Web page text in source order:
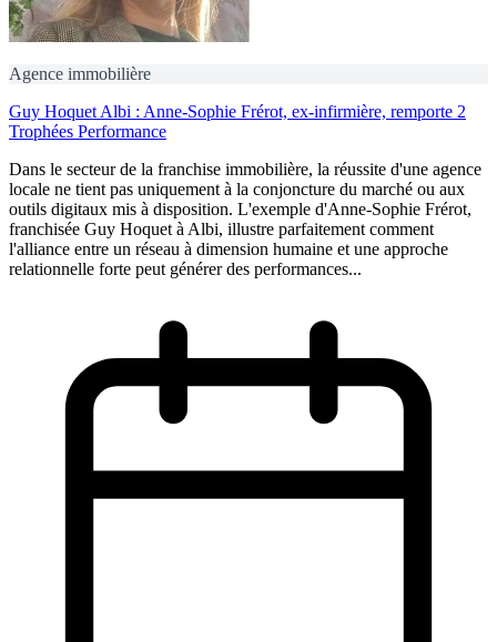
Agence immobilière
Guy Hoquet Albi : Anne-Sophie Frérot, ex-infirmière, remporte 2
Trophées Performance
Dans le secteur de la franchise immobilière, la réussite d'une agence
locale ne tient pas uniquement à la conjoncture du marché ou aux
outils digitaux mis à disposition. L'exemple d'Anne-Sophie Frérot,
franchisée Guy Hoquet à Albi, illustre parfaitement comment
l'alliance entre un réseau à dimension humaine et une approche
relationnelle forte peut générer des performances...